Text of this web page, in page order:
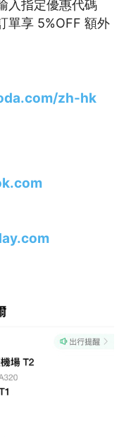
入指定優惠代碼
單享 5%OFF 額外
zh-hk